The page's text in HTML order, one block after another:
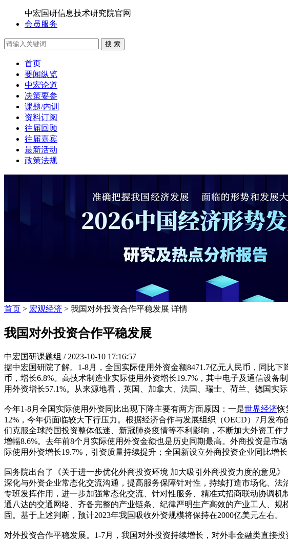
中宏国研信息技术研究院官网
会员服务
搜 索
首页
要闻纵览
中宏论道
决策要参
课题/内训
资料订阅
往届回顾
往届嘉宾
最新活动
政策法规
首页 > 宏观经济 > 我国对外投资合作平稳发展 详情
我国对外投资合作平稳发展
中宏国研课题组 / 2023-10-10 17:16:57
据中宏国研院了解。1-8月，全国实际使用外资金额8471.7亿元人民币，同比
币，增长6.8%。高技术制造业实际使用外资增长19.7%，其中电子及通信设
用外资增长57.1%。从来源地看，英国、加拿大、法国、瑞士、荷兰、德国实际
今年1-8月全国实际使用外资同比出现下降主要有两方面原因：一是世界经济恢
12%，今年仍面临较大下行压力。根据经济合作与发展组织（OECD）7月发
们克服全球跨国投资整体低迷、新冠肺炎疫情等不利影响，不断加大外资工
增幅8.6%。去年前8个月实际使用外资金额也是历史同期最高。外商投资是
际使用外资增长19.7%，引资质量持续提升；全国新设立外商投资企业同比增
国务院出台了《关于进一步优化外商投资环境 加大吸引外商投资力度的意见
深化与外资企业常态化交流沟通，提高服务保障针对性，持续打造市场化、
专班发挥作用，进一步加强常态化交流、针对性服务、精准式招商联动协调
通八达的交通网络、齐备完整的产业链条、纪律严明生产高效的产业工人、
固。基于上述判断，预计2023年我国吸收外资规模将保持在2000亿美元左右。
对外投资合作平稳发展。1-7月，我国对外投资持续增长，对外非金融类直接投